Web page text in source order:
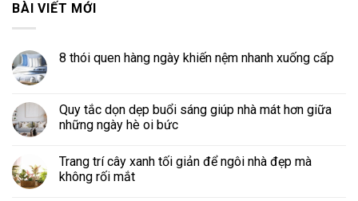
BÀI VIẾT MỚI
8 thói quen hàng ngày khiến nệm nhanh xuống cấp
Quy tắc dọn dẹp buổi sáng giúp nhà mát hơn giữa
những ngày hè oi bức
Trang trí cây xanh tối giản để ngôi nhà đẹp mà
không rối mắt